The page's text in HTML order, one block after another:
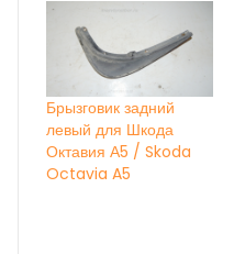
Брызговик задний
левый для Шкода
Октавия А5 / Skoda
Octavia A5